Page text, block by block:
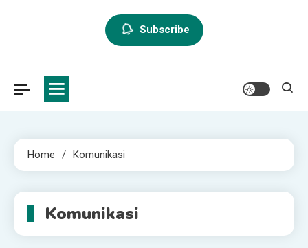
Subscribe
Home Komunikasi
Komunikasi